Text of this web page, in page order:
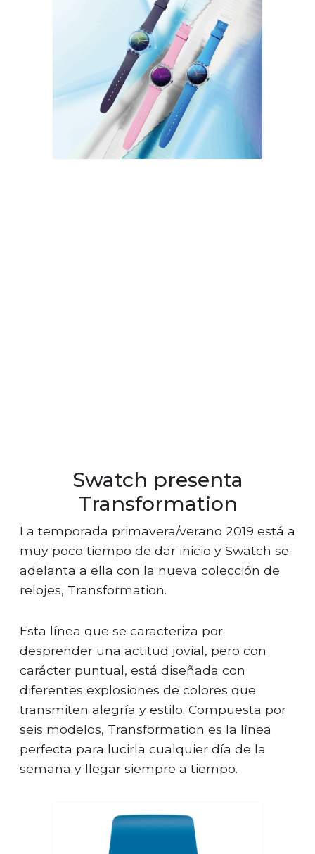
Swatch presenta
Transformation
La temporada primavera/verano 2019 está a
muy poco tiempo de dar inicio y Swatch se
adelanta a ella con la nueva colección de
relojes, Transformation.
Esta línea que se caracteriza por
desprender una actitud jovial, pero con
carácter puntual, está diseñada con
diferentes explosiones de colores que
transmiten alegría y estilo. Compuesta por
seis modelos, Transformation es la línea
perfecta para lucirla cualquier día de la
semana y llegar siempre a tiempo.